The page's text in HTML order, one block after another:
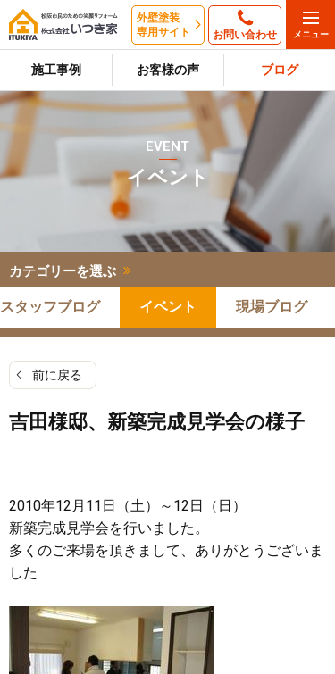
外壁塗装
専用サイト
お問い合わせ
施工事例 お客様の声 ブログ
EVENT
イベント
カテゴリーを選ぶ
スタッフブログ イベント 現場ブログ
前に戻る
吉田様邸、新築完成見学会の様子
2010年12月11日（土）～12日（日）
新築完成見学会を行いました。
多くのご来場を頂きまして、ありがとうございま
した